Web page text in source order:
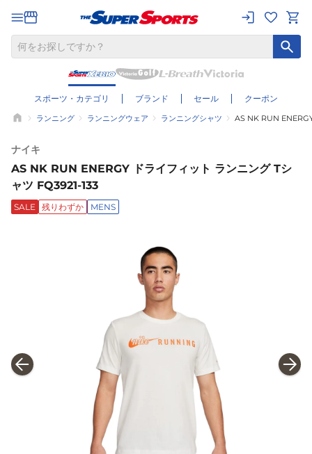
スポーツ・カテゴリ ブランド セール クーポン
ランニング ランニングウェア ランニングシャツ AS NK RUN
ナイキ
AS NK RUN ENERGY ドライフィット ランニング Tシ
ャツ FQ3921-133
SALE 残りわずか MENS